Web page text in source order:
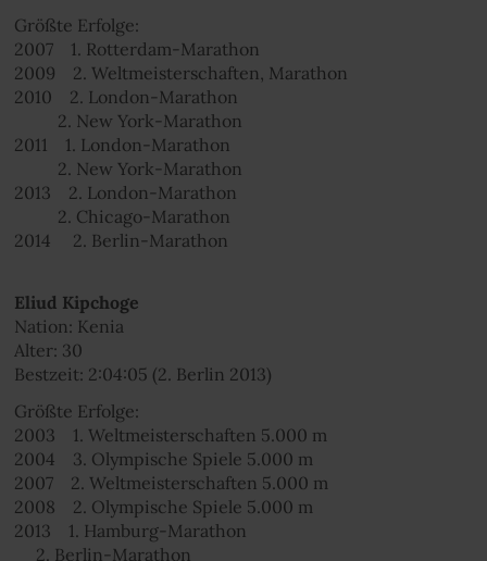
Größte Erfolge:
2007 1. Rotterdam-Marathon
2009 2. Weltmeisterschaften, Marathon
2010 2. London-Marathon
2. New York-Marathon
2011 1. London-Marathon
2. New York-Marathon
2013 2. London-Marathon
2. Chicago-Marathon
2014 2. Berlin-Marathon
Eliud Kipchoge
Nation: Kenia
Alter: 30
Bestzeit: 2:04:05 (2. Berlin 2013)
Größte Erfolge:
2003 1. Weltmeisterschaften 5.000 m
2004 3. Olympische Spiele 5.000 m
2007 2. Weltmeisterschaften 5.000 m
2008 2. Olympische Spiele 5.000 m
2013 1. Hamburg-Marathon
2. Berlin-Marathon